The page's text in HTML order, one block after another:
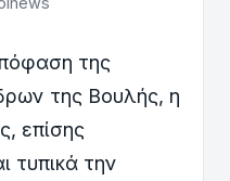
της
της Βουλής, η
επίσης
τυπικά την